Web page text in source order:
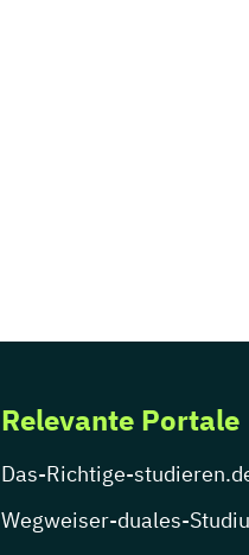
Relevante Portale
Das-Richtige-
Wegweiser-duales-